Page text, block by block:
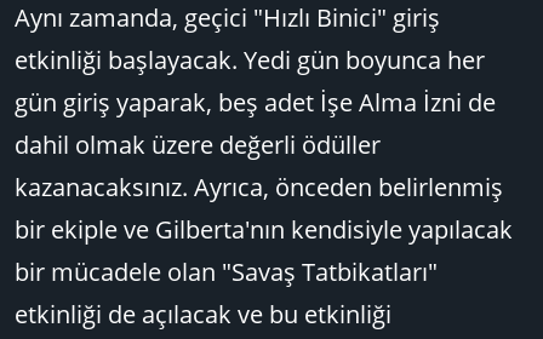
Aynı zamanda, geçici "Hızlı Binici" giriş
etkinliği başlayacak. Yedi gün boyunca her
gün giriş yaparak, beş adet İşe Alma İzni de
dahil olmak üzere değerli ödüller
kazanacaksınız. Ayrıca, önceden belirlenmiş
bir ekiple ve Gilberta'nın kendisiyle yapılacak
bir mücadele olan "Savaş Tatbikatları"
etkinliği de açılacak ve bu etkinliği